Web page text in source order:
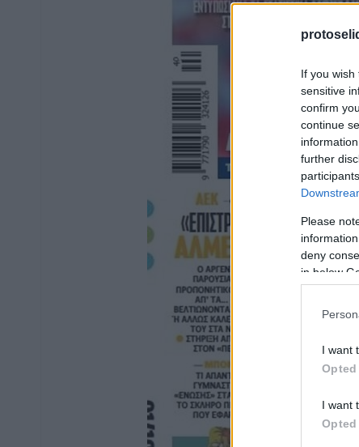
If you
sensitive
confirm
continue
further
Please
deny
in below
I want
Opted
I want
Opted